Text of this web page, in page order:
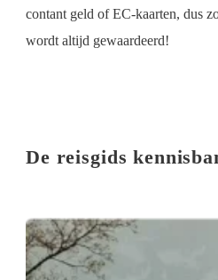
contant geld of EC-kaarten, dus
wordt altijd gewaardeerd!
De reisgids